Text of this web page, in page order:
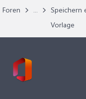
Foren ...
Speichern
Vorlage